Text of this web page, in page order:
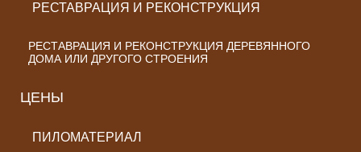
РЕСТАВРАЦИЯ И РЕКОНСТРУКЦИЯ
РЕСТАВРАЦИЯ И РЕКОНСТРУКЦИЯ ДЕРЕВЯННОГО
ДОМА ИЛИ ДРУГОГО СТРОЕНИЯ
ЦЕНЫ
ПИЛОМАТЕРИАЛ